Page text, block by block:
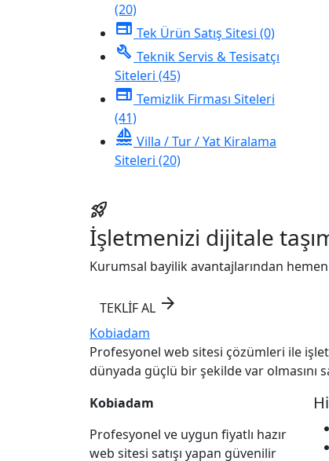
(20)
web Tek Ürün Satış Sitesi (0)
build Teknik Servis & Tesisatçı
Siteleri (45)
web Temizlik Firması Siteleri
(41)
sailing Villa / Tur / Yat Kiralama
Siteleri (20)
rocket_launch
İşletmenizi dijitale
Kurumsal bayilik avantajlarından
TEKLİF AL arrow_forward
Kobiadam
Profesyonel web sitesi çözümleri ile
dünyada güçlü bir şekilde var olmasını
Kobiadam
Profesyonel ve uygun fiyatlı hazır
web sitesi satışı yapan güvenilir